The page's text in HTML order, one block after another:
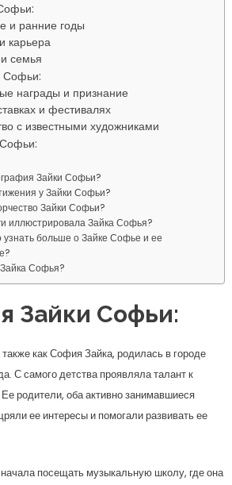
и ранние годы
карьера
семья
Софьи:
награды и признание
и фестивалях
с известными художниками
Зайки Софьи?
у Зайки Софьи?
Зайки Софьи?
иллюстрировала Зайка Софья?
узнать больше о Зайке Софье и ее
Софья?
Зайки Софьи:
как София Зайка, родилась в городе
С самого детства проявляла талант к
Ее родители, оба активно занимавшиеся
ее интересы и помогали развивать ее
посещать музыкальную школу, где она